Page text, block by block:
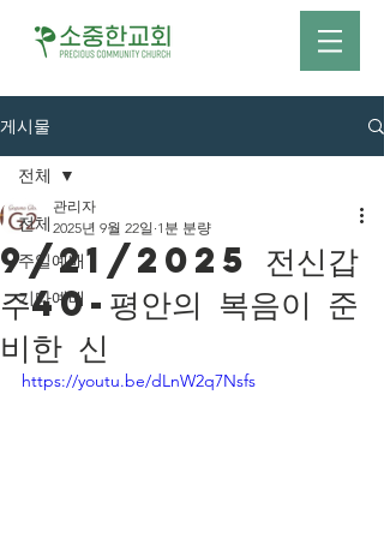
게시물
전체
주일예배
기타예배
전체
9/21/2025 전신갑
주40-평안의 복음이 준
비한 신
관리자
2025년 9월 22일 1분 분량
https://youtu.be/dLnW2q7Nsfs